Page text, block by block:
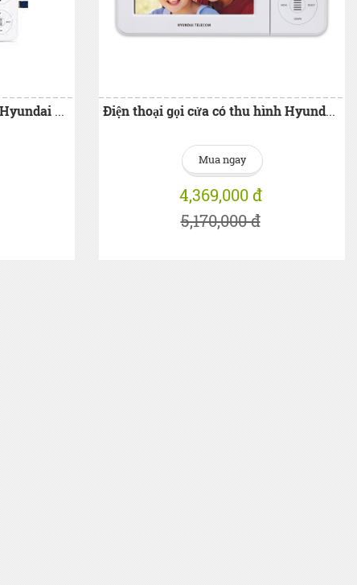
Màn hình màu chuông cửa Hyundai HAC-E72M Điện thoại gọi cửa có thu hình Hyundai HAC-E71
Mua ngay
4,369,000 đ
5,170,000 đ